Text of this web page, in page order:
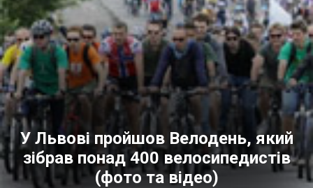
ДОВІДКА
У Львові пройшов Велодень, який
зібрав понад 400 велосипедистів
(фото та відео)